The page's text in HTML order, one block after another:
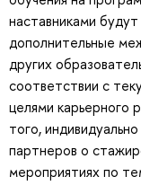
наставниками
дополнительные
других
соответствии с
целями карьерного
того,
партнеров о
мероприятиях по